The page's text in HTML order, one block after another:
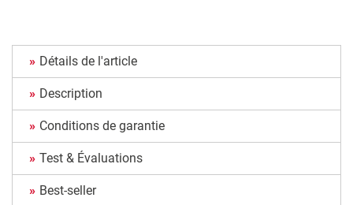
Détails de l'article
Description
Conditions de garantie
Test & Évaluations
Best-seller